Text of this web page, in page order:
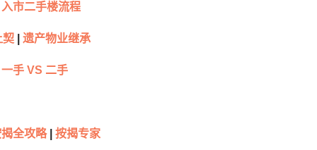
市二手楼流程
契 遗产物业继承
手 VS 二手
全攻略| 按揭专家